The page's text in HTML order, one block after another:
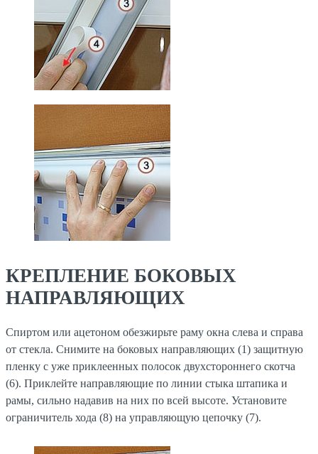
КРЕПЛЕНИЕ БОКОВЫХ
НАПРАВЛЯЮЩИХ
Спиртом или ацетоном обезжирьте раму окна слева и справа
от стекла. Снимите на боковых направляющих (1) защитную
пленку с уже приклеенных полосок двухстороннего скотча
(6). Приклейте направляющие по линии стыка штапика и
рамы, сильно надавив на них по всей высоте. Установите
ограничитель хода (8) на управляющую цепочку (7).